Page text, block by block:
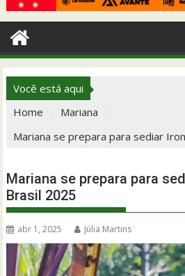
Você está aqui
Home
Mariana
Mariana se prepara para sediar
Mariana se prepara para
Brasil 2025
abr 1, 2025 Júlia Martins